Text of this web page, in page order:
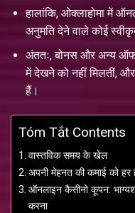
हालांकि, ओक्लाहोमा में
अनुमति देने वाले कोई
अंततः, बोनस और अन्य
में देखने को नहीं मिलतीं,
हैं।
Tóm Tắt Contents
वास्तविक समय के खेल
अपनी मेहनत की कमाई को
ऑनलाइन कैसीनो कूपन:
करना